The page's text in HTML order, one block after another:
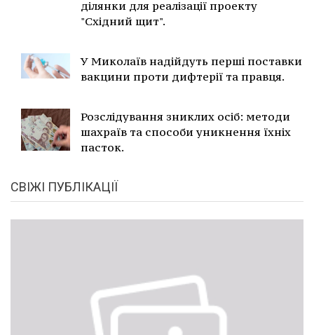
ділянки для реалізації проекту
"Східний щит".
У Миколаїв надійдуть перші поставки
вакцини проти дифтерії та правця.
Розслідування зниклих осіб: методи
шахраїв та способи уникнення їхніх
пасток.
СВІЖІ ПУБЛІКАЦІЇ